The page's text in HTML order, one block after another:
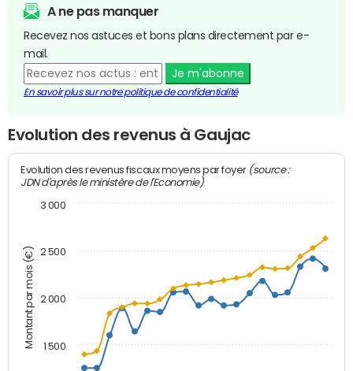
A ne pas manquer
Recevez nos astuces et bons plans directement par e-
mail.
Je m'abonne
En savoir plus sur notre politique de confidentialité
Evolution des revenus à Gaujac
Montant par mois (€)
Evolution des revenus fiscaux moyens par foyer (source :
JDN d'après le ministère de l'Economie)
1 500
2 000
2 500
3 000